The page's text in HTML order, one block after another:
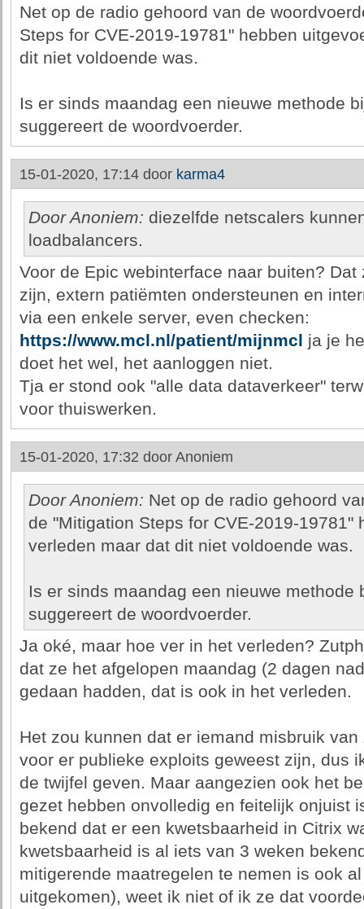
Net op de radio gehoord van de
Steps for CVE-2019-19781" hebben
dit niet voldoende was.
Is er sinds maandag een nieuwe methode
suggereert de woordvoerder.
15-01-2020, 17:14 door karma4
Door Anoniem: diezelfde netscalers
loadbalancers.
Voor de Epic webinterface naar buiten?
zijn, extern patiëmten ondersteunen en
via een enkele server, even checken:
https://www.mcl.nl/patient/mijnmcl ja je
doet het wel, het aanloggen niet.
Tja er stond ook "alle data dataverkeer"
voor thuiswerken.
15-01-2020, 17:32 door Anoniem
Door Anoniem: Net op de radio gehoord
de "Mitigation Steps for CVE-2019-19781"
verleden maar dat dit niet voldoende was.
Is er sinds maandag een nieuwe methode
suggereert de woordvoerder.
Ja oké, maar hoe ver in het verleden?
dat ze het afgelopen maandag (2 dagen
gedaan hadden, dat is ook in het verleden.
Het zou kunnen dat er iemand misbruik
voor er publieke exploits geweest zijn, dus
de twijfel geven. Maar aangezien ook het
gezet hebben onvolledig en feitelijk onjuist
bekend dat er een kwetsbaarheid in Citrix
kwetsbaarheid is al iets van 3 weken
mitigerende maatregelen te nemen is ook
uitgekomen), weet ik niet of ik ze dat